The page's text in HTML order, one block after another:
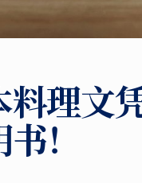
理文
！